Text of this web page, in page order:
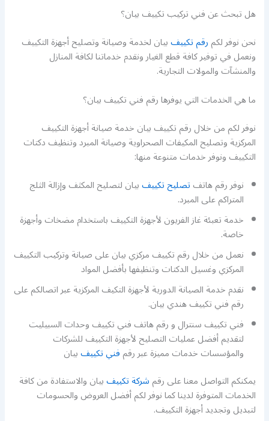
هل تبحث عن فني تركيب تكييف بيان؟
نحن نوفر لكمرقم تكييفبيان لخدمة وصيانة وتصليح أجهزة التكييف
ونعمل في توفير كافة قطع الغيار ونقدم خدماتنا لكافة المنازل
والمنشآت والمولات التجارية.
ما هي الخدمات التي يوفرها رقم فني تكييف بيان؟
نوفر لكم من خلال رقم تكييف بيان خدمة صيانة أجهزة التكييف
المركزية وتصليح المكيفات الصحراوية وصيانة المبرد وتنظيف دكتات
التكييف ونوفر خدمات متنوعة منها:
نوفر رقم هاتفتصليح تكييفبيان لتصليح المكثف وإزالة الثلج
المتراكم على المبرد.
خدمة تعبئة غاز الفريون لأجهزة التكييف باستخدام مضخات وأجهزة
خاصة.
نعمل من خلال رقم تكييف مركزي بيان على صيانة وتركيب التكييف
المركزي وغسيل الدكتات وتنظيفها بأفضل المواد
نقدم خدمة الصيانة الدورية لأجهزة التكيف المركزية عبر اتصالكم على
رقم فني تكييف هندي بيان.
فني تكييف سنترال و رقم هاتف فني تكييف وحدات السبيليت
لتقديم أفضل عمليات التصليح لأجهزة التكييف للشركات
والمؤسسات خدمات مميزة عبر رقمفني تكييفبيان
يمكنكم التواصل معنا على رقمشركة تكييفبيان والاستفادة من كافة
الخدمات المتوفرة لدينا كما نوفر لكم أفضل العروض والحسومات
لتبديل وتجديد أجهزة التكييف.